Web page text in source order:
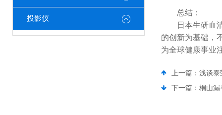
投影仪
总结：
日本生研血清
的创新为基础，
为全球健康事业
上一篇： 浅谈泰
下一篇： 桐山漏